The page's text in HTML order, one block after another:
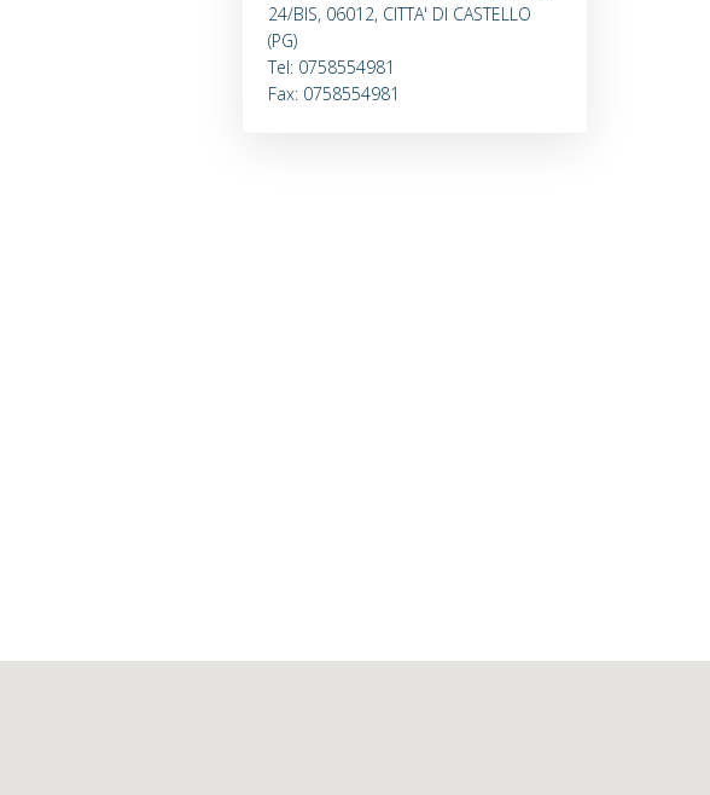
24/BIS, 06012, CITTA' DI CASTELLO
(PG)
Tel: 0758554981
Fax: 0758554981